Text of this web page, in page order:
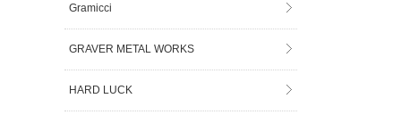
Gramicci
GRAVER METAL WORKS
HARD LUCK